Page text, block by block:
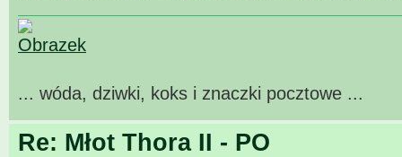
... wóda, dziwki, koks i znaczki pocztowe ...
Re: Młot Thora II - PO